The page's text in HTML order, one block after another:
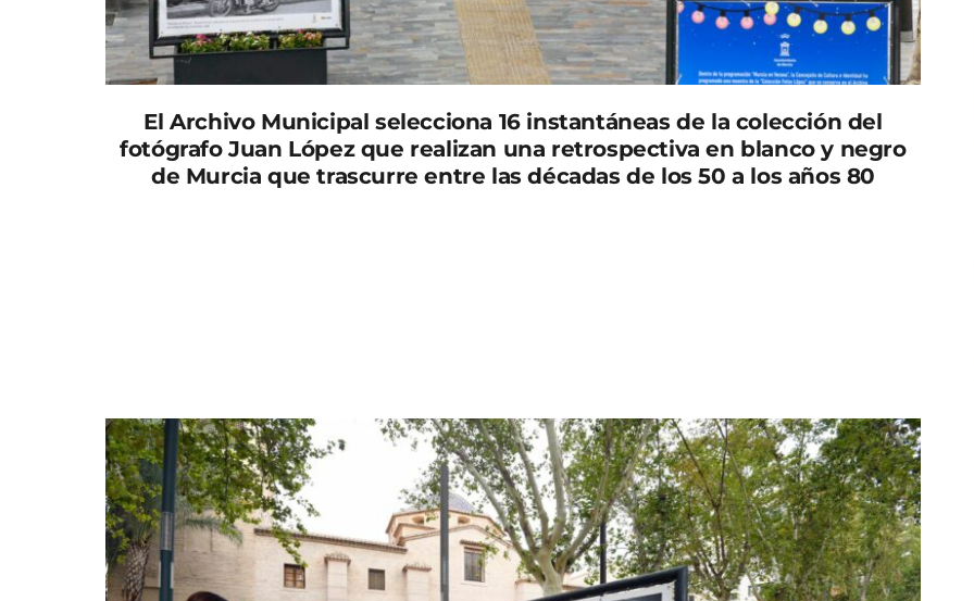
El Archivo Municipal selecciona 16 instantáneas de la colección del
fotógrafo Juan López que realizan una retrospectiva en blanco y negro
de Murcia que trascurre entre las décadas de los 50 a los años 80